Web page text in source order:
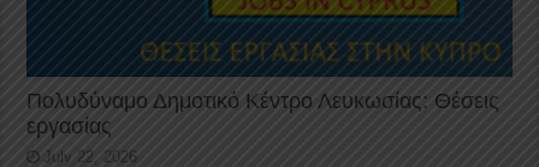
Πολυδύναμο Δημοτικό Κέντρο Λευκωσίας: Θέσεις
εργασίας
July 22, 2026